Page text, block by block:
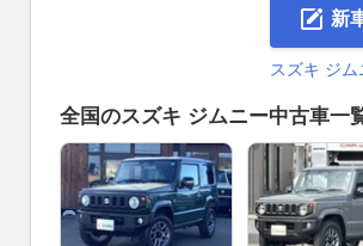
新
スズキ ジ
全国のスズキ ジムニー中古車一